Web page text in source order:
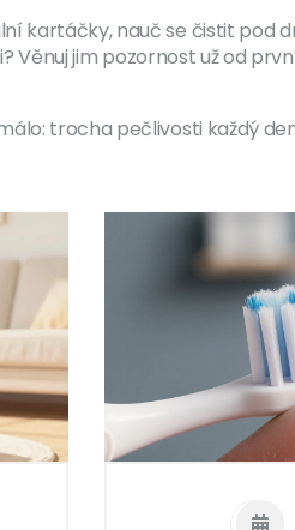
kartáčky, nauč se čistit pod
Věnuj jim pozornost už od
trocha pečlivosti každý